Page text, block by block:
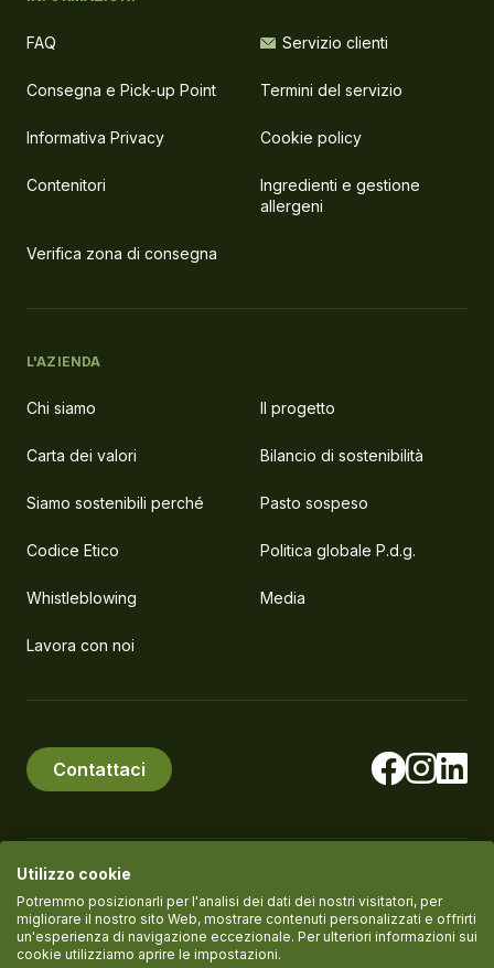
FAQ Servizio clienti
Consegna e Pick-up Point Termini del servizio
Informativa Privacy Cookie policy
Contenitori
Ingredienti e gestione
allergeni
Verifica zona di consegna
L'AZIENDA
Chi siamo Il progetto
Carta dei valori Bilancio di sostenibilità
Siamo sostenibili perché Pasto sospeso
Codice Etico Politica globale P.d.g.
Whistleblowing Media
Lavora con noi
Contattaci
© PlanEat S.r.l. Società Benefit P.IVA IT11061420961
Termini del servizio
Utilizzo cookie
Potremmo posizionarli per l'analisi dei dati dei nostri visitatori, per
migliorare il nostro sito Web, mostrare contenuti personalizzati e offrirti
un'esperienza di navigazione eccezionale. Per ulteriori informazioni sui
cookie utilizziamo aprire le impostazioni.